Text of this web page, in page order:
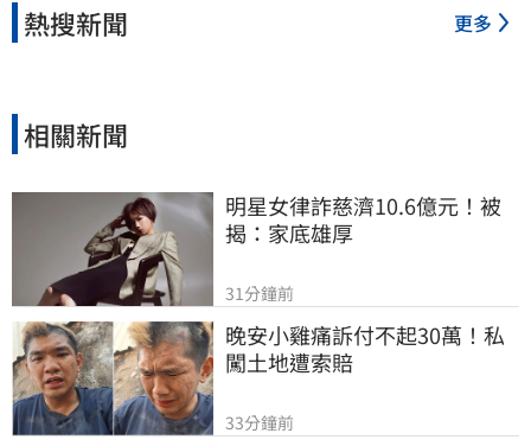
熱搜新聞 更多
相關新聞
明星女律詐慈濟10.6億元！被
揭：家底雄厚
31分鐘前
晚安小雞痛訴付不起30萬！私
闖土地遭索賠
33分鐘前